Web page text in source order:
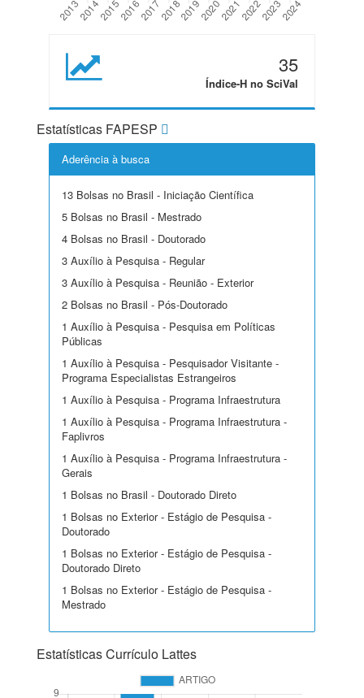
35
Índice-H no SciVal
Estatísticas FAPESP
Aderência à busca
13 Bolsas no Brasil - Iniciação Científica
5 Bolsas no Brasil - Mestrado
4 Bolsas no Brasil - Doutorado
3 Auxílio à Pesquisa - Regular
3 Auxílio à Pesquisa - Reunião - Exterior
2 Bolsas no Brasil - Pós-Doutorado
1 Auxílio à Pesquisa - Pesquisa em Políticas
Públicas
1 Auxílio à Pesquisa - Pesquisador Visitante -
Programa Especialistas Estrangeiros
1 Auxílio à Pesquisa - Programa Infraestrutura
1 Auxílio à Pesquisa - Programa Infraestrutura -
Faplivros
1 Auxílio à Pesquisa - Programa Infraestrutura -
Gerais
1 Bolsas no Brasil - Doutorado Direto
1 Bolsas no Exterior - Estágio de Pesquisa -
Doutorado
1 Bolsas no Exterior - Estágio de Pesquisa -
Doutorado Direto
1 Bolsas no Exterior - Estágio de Pesquisa -
Mestrado
Estatísticas Currículo Lattes